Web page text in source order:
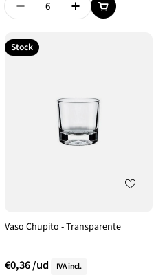
Disminuir Cantidad De {{
Aumentar
Stock
Vaso Chupito - Transparente
€0,36/ud IVA incl.